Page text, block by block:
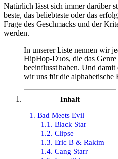
Natürlich lässt sich immer darüber
beste, das beliebteste oder das
Frage des Geschmacks und der
werden.
In unserer Liste nennen wir
HipHop-Duos, die das
beeinflusst haben. Und
wir uns für die alphabetische
Inhalt
1. Bad Meets Evil
1.1. Black Star
1.2. Clipse
1.3. Eric B & Rakim
1.4. Gang Starr